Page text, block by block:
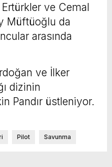
ve Cemal
Müftüoğlu da
arasında
ve İlker
dizinin
Pandır üstleniyor.
Pilot Savunma